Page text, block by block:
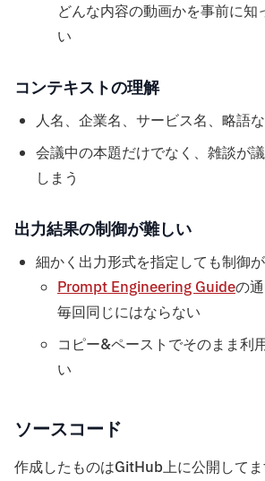
どんな内容の動画かを事前に知
い
コンテキストの理解
人名、企業名、サービス名、略語
会議中の本題だけでなく、雑談が
しまう
出力結果の制御が難しい
細かく出力形式を指定しても制御
Prompt Engineering Guideの
毎回同じにはならない
コピー&ペーストでそのまま利
い
ソースコード
作成したものはGitHub上に公開してま